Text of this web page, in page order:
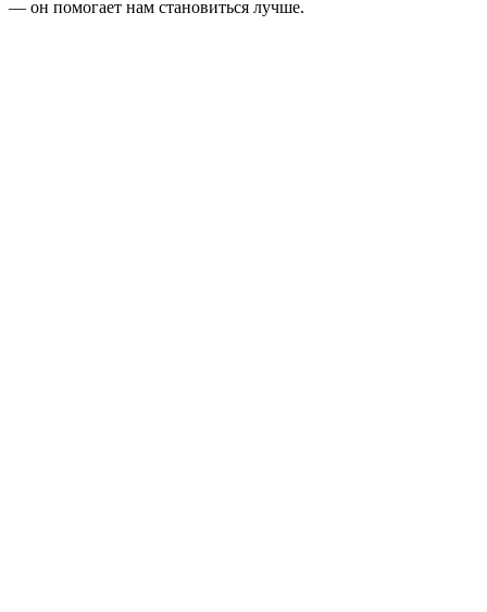
— он помогает нам становиться лучше.